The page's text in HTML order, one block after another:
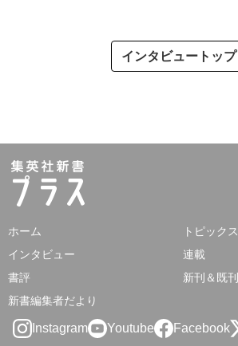
インタビュートップ
ホーム
トピックス
インタビュー
連載
書評
新刊＆既刊
新書編集者だより
Instagram Youtube Facebook